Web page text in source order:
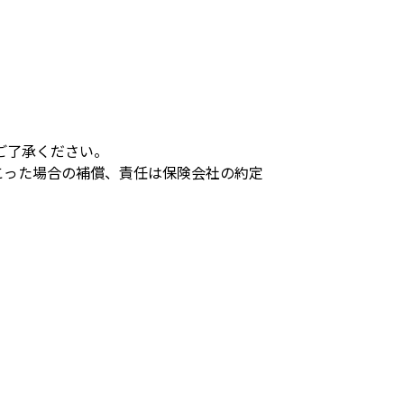
承ください。
た場合の補償、責任は保険会社の約定